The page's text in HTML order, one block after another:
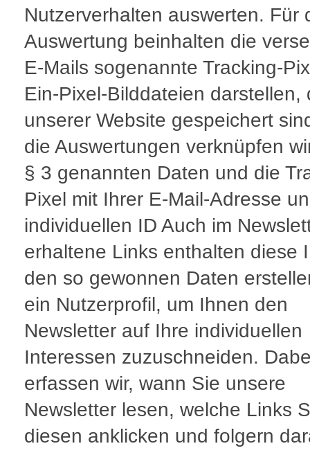
Nutzerverhalten auswerten. Für
Auswertung beinhalten die
E-Mails sogenannte Tracking-
Ein-Pixel-Bilddateien darstellen,
unserer Website gespeichert
die Auswertungen verknüpfen
§ 3 genannten Daten und die
Pixel mit Ihrer E-Mail-Adresse
individuellen ID Auch im
erhaltene Links enthalten diese
den so gewonnen Daten
ein Nutzerprofil, um Ihnen den
Newsletter auf Ihre individuellen
Interessen zuzuschneiden.
erfassen wir, wann Sie unsere
Newsletter lesen, welche Links
diesen anklicken und folgern